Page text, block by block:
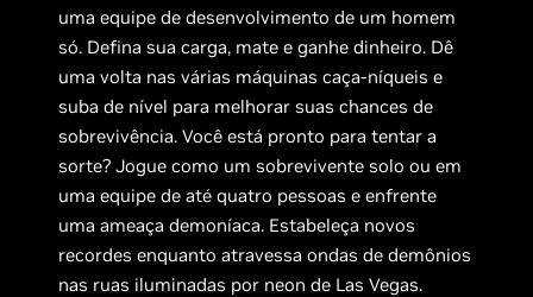
uma equipe de desenvolvimento de um homem
só. Defina sua carga, mate e ganhe dinheiro. Dê
uma volta nas várias máquinas caça-níqueis e
suba de nível para melhorar suas chances de
sobrevivência. Você está pronto para tentar a
sorte? Jogue como um sobrevivente solo ou em
uma equipe de até quatro pessoas e enfrente
uma ameaça demoníaca. Estabeleça novos
recordes enquanto atravessa ondas de demônios
nas ruas iluminadas por neon de Las Vegas.